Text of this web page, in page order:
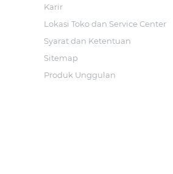
Karir
Lokasi Toko dan Service Center
Syarat dan Ketentuan
Sitemap
Produk Unggulan